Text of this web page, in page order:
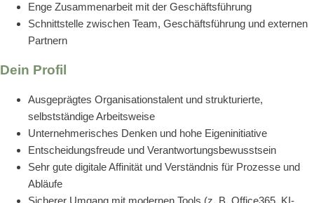
Enge Zusammenarbeit mit der Geschäftsführung
Schnittstelle zwischen Team, Geschäftsführung und externen
Partnern
Dein Profil
Ausgeprägtes Organisationstalent und strukturierte,
selbstständige Arbeitsweise
Unternehmerisches Denken und hohe Eigeninitiative
Entscheidungsfreude und Verantwortungsbewusstsein
Sehr gute digitale Affinität und Verständnis für Prozesse und
Abläufe